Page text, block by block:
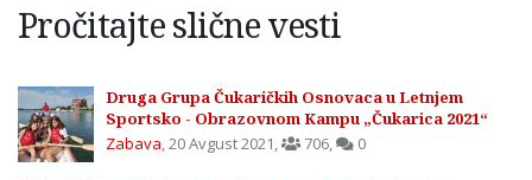
Pročitajte slične vesti
Druga Grupa Čukaričkih Osnovaca u Letnjem
Sportsko - Obrazovnom Kampu „Čukarica 2021“
Zabava,20 Avgust 2021, 706, 0